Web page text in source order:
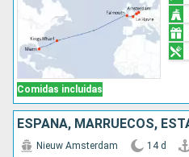
Comidas incluidas
Nieuw Amsterdam 14 d